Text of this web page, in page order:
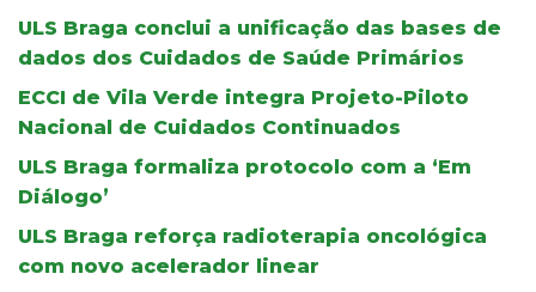
ULS Braga conclui a unificação das bases de
dados dos Cuidados de Saúde Primários
ECCI de Vila Verde integra Projeto-Piloto
Nacional de Cuidados Continuados
ULS Braga formaliza protocolo com a ‘Em
Diálogo’
ULS Braga reforça radioterapia oncológica
com novo acelerador linear